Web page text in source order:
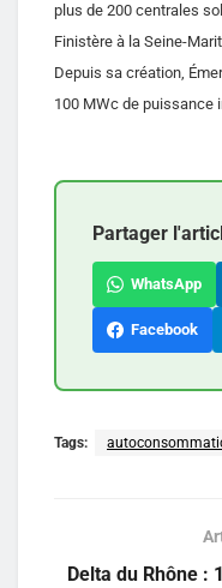
plus de 200 centrales
Finistère à la Seine-
Depuis sa création,
100 MWc de puissance
Partager
WhatsApp
Facebook
Tags:
Delta du Rhône :